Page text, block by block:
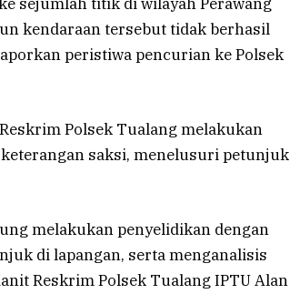
kendaraan tersebut tidak berhasil
peristiwa pencurian ke Polsek
Polsek Tualang melakukan
saksi, menelusuri petunjuk
melakukan penyelidikan dengan
di lapangan, serta menganalisis
Reskrim Polsek Tualang IPTU Alan